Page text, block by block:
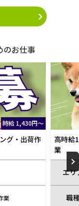
のお仕事
時給 1,430円～
グ・出荷作
業
高時給
業
エリ
職